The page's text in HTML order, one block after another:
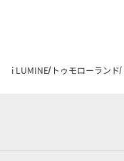
i LUMINE トゥモローランド